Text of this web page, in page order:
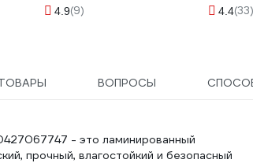
03-01-96
4.9(9) 4.4(33)
ВОПРОСЫ
- это ламинированный
прочный, влагостойкий и безопасный